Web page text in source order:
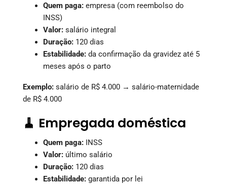
Quem paga: empresa (com reembolso do
INSS)
Valor: salário integral
Duração: 120 dias
Estabilidade: da confirmação da gravidez até 5
meses após o parto
Exemplo: salário de R$ 4.000 → salário-maternidade
de R$ 4.000
🧹 Empregada doméstica
Quem paga: INSS
Valor: último salário
Duração: 120 dias
Estabilidade: garantida por lei